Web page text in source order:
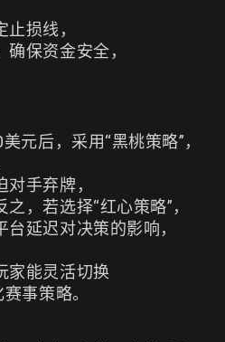
损线，
保资金安全，
元后，采用“黑桃策略”，
手弃牌，
，若选择“红心策略”，
延迟对决策的影响，
家能灵活切换
事策略。